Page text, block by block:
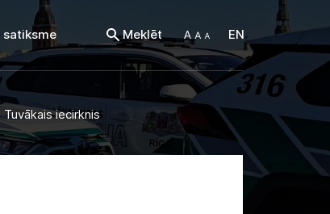
satiksme Meklēt EN
Tuvākais iecirknis